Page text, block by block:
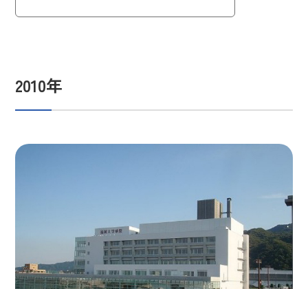
2010年